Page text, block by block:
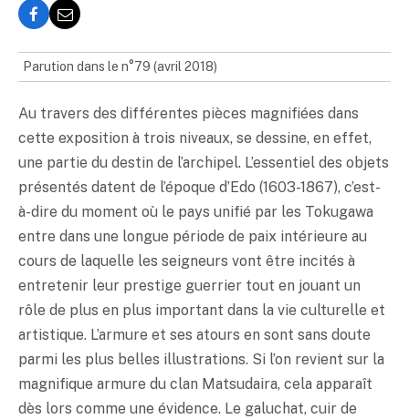
Parution dans le n°79 (avril 2018)
Au travers des différentes pièces magnifiées dans
cette exposition à trois niveaux, se dessine, en effet,
une partie du destin de l’archipel. L’essentiel des objets
présentés datent de l’époque d’Edo (1603-1867), c’est-
à-dire du moment où le pays unifié par les Tokugawa
entre dans une longue période de paix intérieure au
cours de laquelle les seigneurs vont être incités à
entretenir leur prestige guerrier tout en jouant un
rôle de plus en plus important dans la vie culturelle et
artistique. L’armure et ses atours en sont sans doute
parmi les plus belles illustrations. Si l’on revient sur la
magnifique armure du clan Matsudaira, cela apparaît
dès lors comme une évidence. Le galuchat, cuir de